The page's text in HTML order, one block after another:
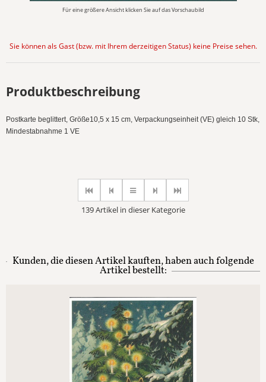
Für eine größere Ansicht klicken Sie auf das Vorschaubild
Sie können als Gast (bzw. mit Ihrem derzeitigen Status) keine Preise sehen.
Produktbeschreibung
Postkarte beglittert, Größe10,5 x 15 cm, Verpackungseinheit (VE) gleich 10 Stk,
Mindestabnahme 1 VE
139 Artikel in dieser Kategorie
Kunden, die diesen Artikel kauften, haben auch folgende
Artikel bestellt: